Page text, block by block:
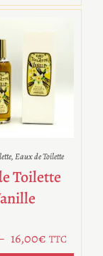
,Eaux de Toilette
Toilette
16,00€ TTC